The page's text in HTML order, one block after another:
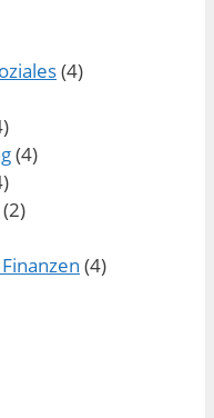
(4)
(4)
(2)
(4)